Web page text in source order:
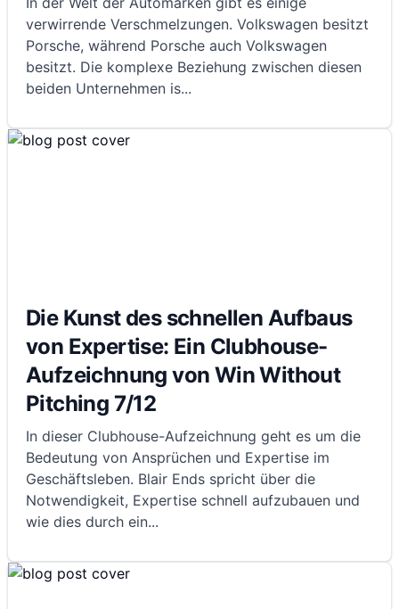
verwirrende Verschmelzungen. Volkswagen besitzt
Porsche, während Porsche auch Volkswagen
besitzt. Die komplexe Beziehung zwischen diesen
beiden Unternehmen is...
Die Kunst des schnellen Aufbaus
von Expertise: Ein Clubhouse-
Aufzeichnung von Win Without
Pitching 7/12
In dieser Clubhouse-Aufzeichnung geht es um die
Bedeutung von Ansprüchen und Expertise im
Geschäftsleben. Blair Ends spricht über die
Notwendigkeit, Expertise schnell aufzubauen und
wie dies durch ein...